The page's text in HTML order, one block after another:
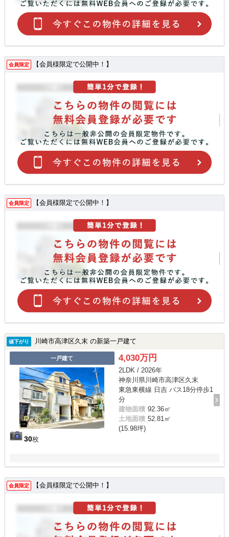
会員限定 【会員様限定で公開中！】
会員限定 【会員様限定で公開中！】
値下がり 川崎市高津区久末 の新築一戸建て
一戸建て
30枚
4,030万円
2LDK / 2026年
神奈川県川崎市高津区久末
東急東横線 日吉 バス18分停歩1
分
建物面積 92.36㎡
土地面積 52.81㎡
(15.98坪)
会員限定 【会員様限定で公開中！】